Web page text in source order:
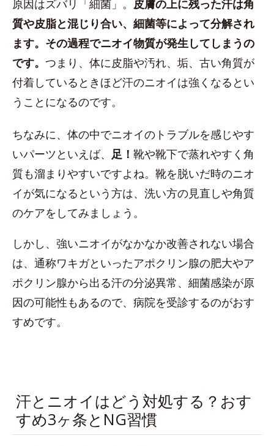
原因はズバリ「細菌」。 皮膚の上に残った汗は角
質や皮脂と混じり合い、細菌等によって分解され
ます。その過程でニオイ物質が発生してしまうの
です。 つまり、体に皮脂や汚れ、垢、古い角質が
付着しているときほど汗のニオイは強くなるとい
うことになるのです。
ちなみに、体の中でニオイのトラブルを感じやす
いパーツといえば、 足！ 靴や靴下で蒸れやすく角
質も溜まりやすいですよね。靴を脱いだ時のニオ
イが気になるという方は、洗い方の見直しや角質
のケアをしてみましょう。
しかし、強いニオイがなかなか改善されない場合
は、通称ワキガといったアポクリン腺の肥大やア
ポクリン腺から出る汗の分泌異常、細菌感染が原
因の可能性もあるので、病院を受診するのがおす
すめです。
汗とニオイはどう対処する？おす
すめ3ヶ条とNG習慣